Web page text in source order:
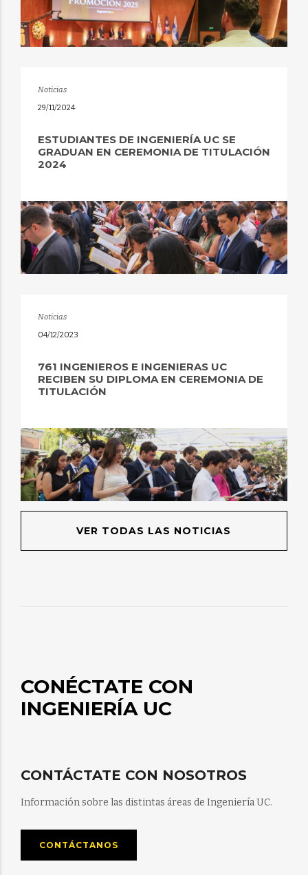
Noticias
29/11/2024
ESTUDIANTES DE INGENIERÍA UC SE
GRADUAN EN CEREMONIA DE TITULACIÓN
2024
Noticias
04/12/2023
761 INGENIEROS E INGENIERAS UC
RECIBEN SU DIPLOMA EN CEREMONIA DE
TITULACIÓN
VER TODAS LAS NOTICIAS
CONÉCTATE CON
INGENIERÍA UC
CONTÁCTATE CON NOSOTROS
Información sobre las distintas áreas de Ingeniería UC.
CONTÁCTANOS